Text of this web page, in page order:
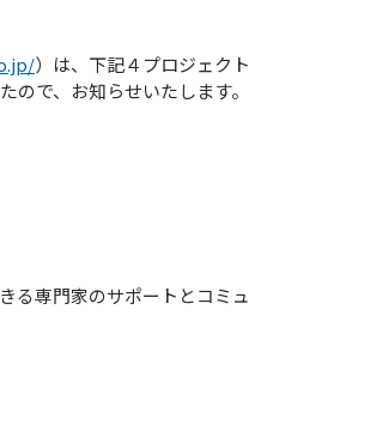
）は、下記４プロジェクト
で、お知らせいたします。
る専門家のサポートとコミュ